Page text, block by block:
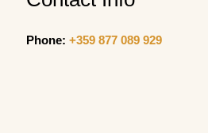
Phone: +359 877 089 929